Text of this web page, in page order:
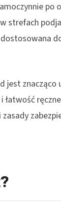
po
strefach
jest